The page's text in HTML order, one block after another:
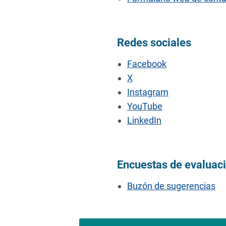
Redes sociales
Facebook
X
Instagram
YouTube
LinkedIn
Encuestas de
Buzón de sugerencias